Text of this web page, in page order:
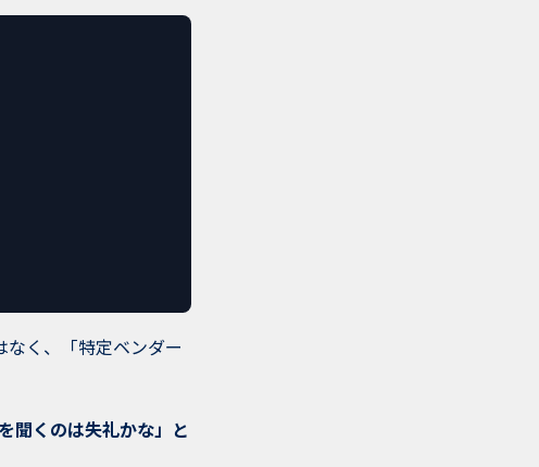
く、「特定ベンダー
聞くのは失礼かな」と